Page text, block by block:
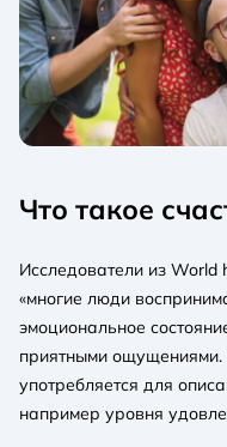
Что такое
Исследователи из World
«многие люди
эмоциональное
приятными ощущениями.
употребляется для
например уровня